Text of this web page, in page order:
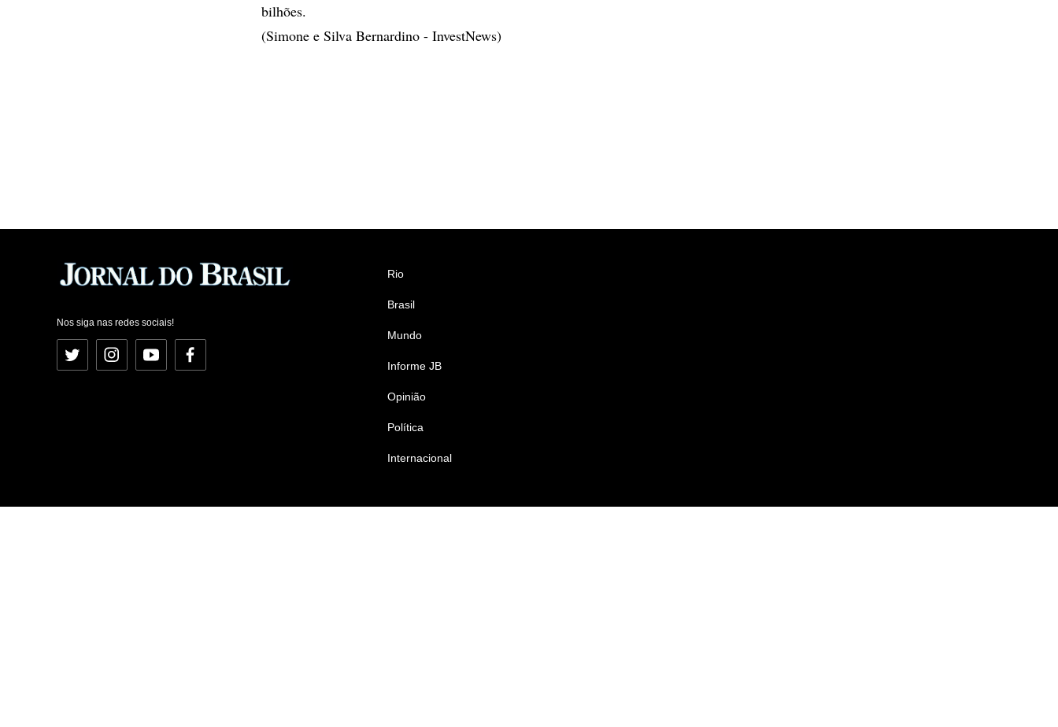
bilhões.
(Simone e Silva Bernardino - InvestNews)
Nos siga nas redes sociais!
Twitter InstagramYouTubeFacebook
Rio
Brasil
Mundo
Informe JB
Opinião
Política
Internacional